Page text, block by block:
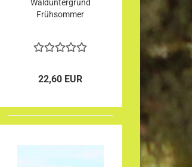
Walduntergrund
Frühsommer
22,60 EUR